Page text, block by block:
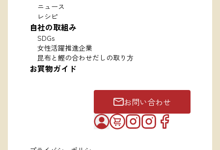
ニュース
レシピ
自社の取組み
SDGs
女性活躍推進企業
昆布と鰹の合わせだしの取り方
お買物ガイド
お問い合わせ